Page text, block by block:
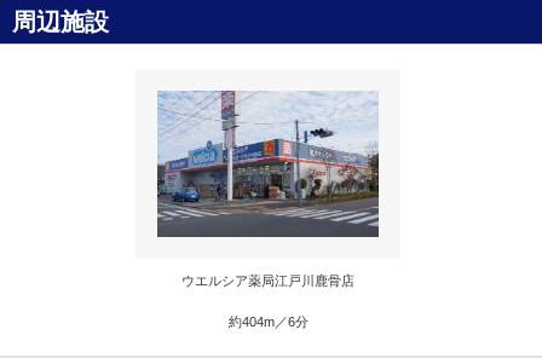
周辺施設
ウエルシア薬局江戸川鹿骨店
約404m／6分